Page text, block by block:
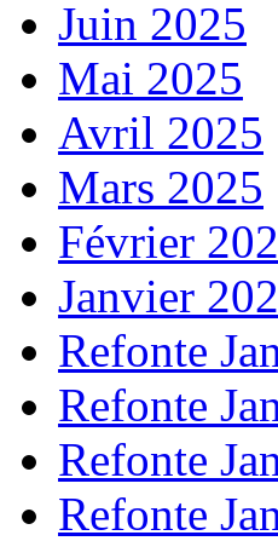
Juin 2025
Mai 2025
Avril 2025
Mars 2025
Février
Janvier
Refonte
Refonte
Refonte
Refonte